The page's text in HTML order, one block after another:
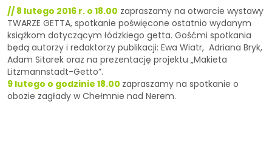
// 8 lutego 2016 r. o 18.00 zapraszamy na otwarcie wystawy
TWARZE GETTA, spotkanie poświęcone ostatnio wydanym
książkom dotyczącym łódzkiego getta. Gośćmi spotkania
będą autorzy i redaktorzy publikacji: Ewa Wiatr, Adriana Bryk,
Adam Sitarek oraz na prezentację projektu „Makieta
Litzmannstadt-Getto”.
9 lutego o godzinie 18.00 zapraszamy na spotkanie o
obozie zagłady w Chełmnie nad Nerem.